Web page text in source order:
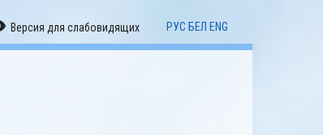
Версия для слабовидящих РУС БЕЛ ENG